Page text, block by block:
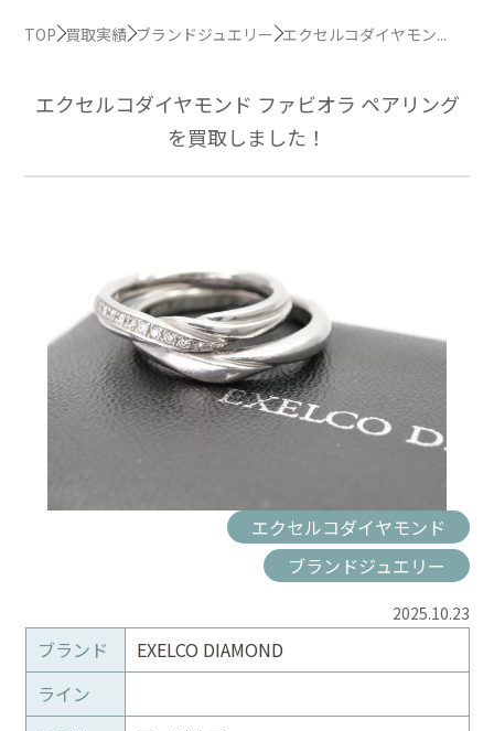
TOP 買取実績 ブランドジュエリー エクセルコダイヤモン...
エクセルコダイヤモンド ファビオラ ペアリング
を買取しました！
エクセルコダイヤモンド
ブランドジュエリー
2025.10.23
ブランド
EXELCO DIAMOND
ライン